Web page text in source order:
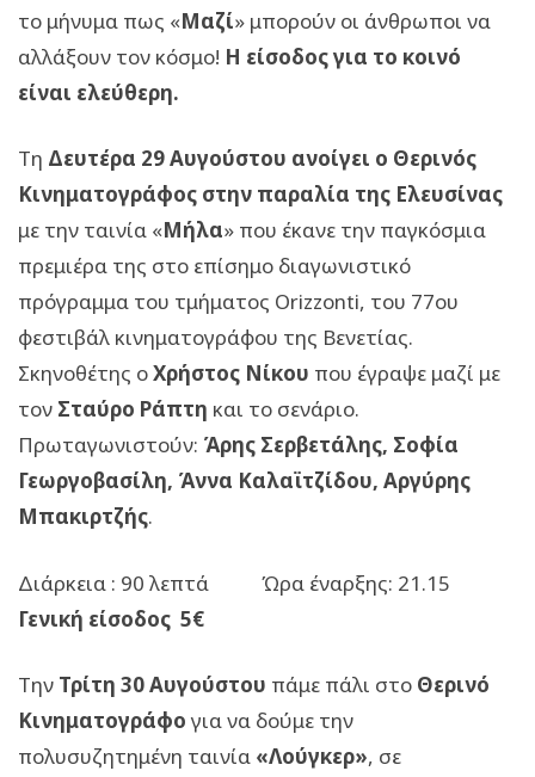
το μήνυμα πως «Μαζί» μπορούν οι άνθρωποι να
αλλάξουν τον κόσμο! Η είσοδος για το κοινό
είναι ελεύθερη.
Τη Δευτέρα 29 Αυγούστου ανοίγει ο Θερινός
Κινηματογράφος στην παραλία της Ελευσίνας
με την ταινία «Μήλα» που έκανε την παγκόσμια
πρεμιέρα της στο επίσημο διαγωνιστικό
πρόγραμμα του τμήματος Orizzonti, του 77ου
φεστιβάλ κινηματογράφου της Βενετίας.
Σκηνοθέτης οΧρήστος Νίκου που έγραψε μαζί με
τον Σταύρο Ράπτη και το σενάριο.
Πρωταγωνιστούν: Άρης Σερβετάλης, Σοφία
Γεωργοβασίλη, Άννα Καλαϊτζίδου, Αργύρης
Μπακιρτζής.
Διάρκεια : 90 λεπτά Ώρα έναρξης: 21.15
Γενική είσοδος 5€
Την Τρίτη 30 Αυγούστου πάμε πάλι στο Θερινό
Κινηματογράφο για να δούμε την
πολυσυζητημένη ταινία «Λούγκερ», σε